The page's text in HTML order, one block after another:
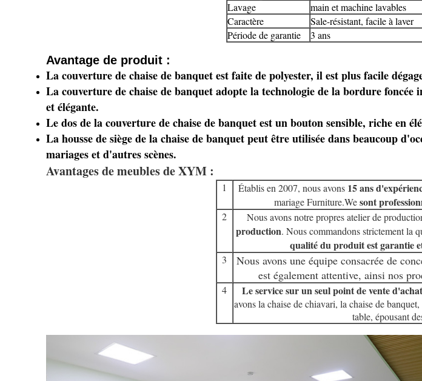
Lavage
main et machine lavables
Caractère
Sale-résistant, facile à laver
Période de garantie
3 ans
Avantage de produit :
La couverture de chaise de banquet est faite de polyester, il est plus facile
La couverture de chaise de banquet adopte la technologie de la bordure
et élégante.
Le dos de la couverture de chaise de banquet est un bouton sensible, riche en
La housse de siège de la chaise de banquet peut être utilisée dans beaucoup
mariages et d'autres scènes.
Avantages de meubles de XYM :
1 Établis en 2007, nous avons 15 ans
mariage Furniture.Wesont
2 Nous avons notre propres atelier de
production. Nous commandons strictement la
qualité du produit est garantie
3
Nous avons une équipe consacrée de
est également attentive, ainsi nos
4 Le service sur un seul point de vente
avons la chaise de chiavari, la chaise de
table, épousant